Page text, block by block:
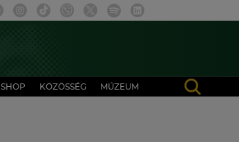
SHOP KÖZÖSSÉG MÚZEUM